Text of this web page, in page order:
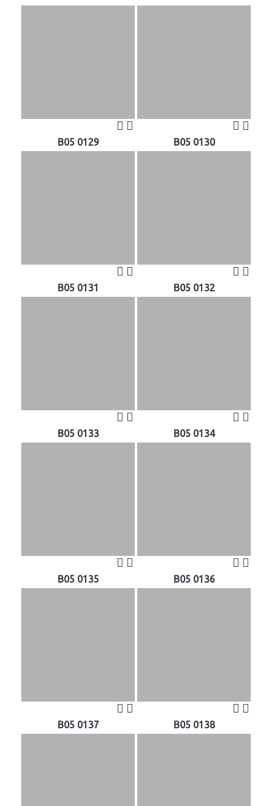
B05 0129 B05 0130
B05 0131 B05 0132
B05 0133 B05 0134
B05 0135 B05 0136
B05 0137 B05 0138